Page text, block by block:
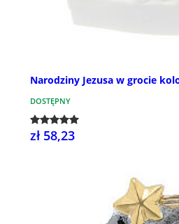
Narodziny Jezusa w grocie
DOSTĘPNY
zł 58,23